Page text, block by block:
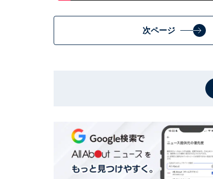
次ページ